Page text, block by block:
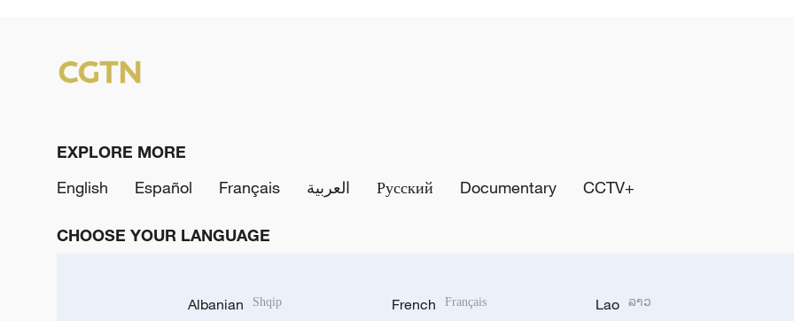
EXPLORE MORE
English
Español Français العربية Русский Documentary CCTV+
CHOOSE YOUR LANGUAGE
Albanian Shqip French Français Lao ລາວ